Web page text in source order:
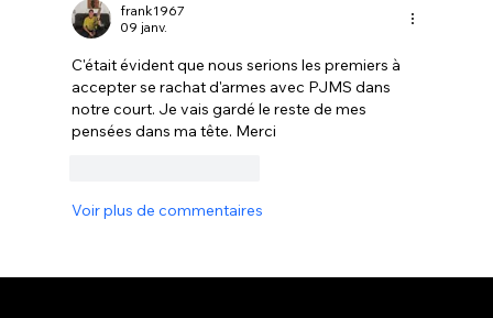
frank1967
09 janv.
C'était évident que nous serions les premiers à
accepter se rachat d'armes avec PJMS dans
notre court. Je vais gardé le reste de mes
pensées dans ma tête. Merci
Voir plus de commentaires